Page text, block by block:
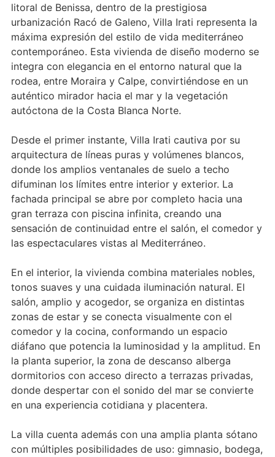
litoral de Benissa, dentro de la prestigiosa
urbanización Racó de Galeno, Villa Irati representa la
máxima expresión del estilo de vida mediterráneo
contemporáneo. Esta vivienda de diseño moderno se
integra con elegancia en el entorno natural que la
rodea, entre Moraira y Calpe, convirtiéndose en un
auténtico mirador hacia el mar y la vegetación
autóctona de la Costa Blanca Norte.
Desde el primer instante, Villa Irati cautiva por su
arquitectura de líneas puras y volúmenes blancos,
donde los amplios ventanales de suelo a techo
difuminan los límites entre interior y exterior. La
fachada principal se abre por completo hacia una
gran terraza con piscina infinita, creando una
sensación de continuidad entre el salón, el comedor y
las espectaculares vistas al Mediterráneo.
En el interior, la vivienda combina materiales nobles,
tonos suaves y una cuidada iluminación natural. El
salón, amplio y acogedor, se organiza en distintas
zonas de estar y se conecta visualmente con el
comedor y la cocina, conformando un espacio
diáfano que potencia la luminosidad y la amplitud. En
la planta superior, la zona de descanso alberga
dormitorios con acceso directo a terrazas privadas,
donde despertar con el sonido del mar se convierte
en una experiencia cotidiana y placentera.
La villa cuenta además con una amplia planta sótano
con múltiples posibilidades de uso: gimnasio, bodega,